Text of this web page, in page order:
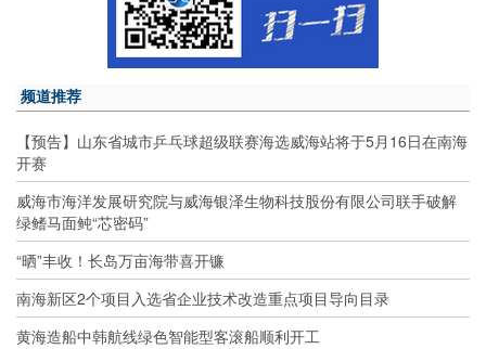
频道推荐
【预告】山东省城市乒乓球超级联赛海选威海站将于5月16日在南海
开赛
威海市海洋发展研究院与威海银泽生物科技股份有限公司联手破解
绿鳍马面鲀“芯密码”
“晒”丰收！长岛万亩海带喜开镰
南海新区2个项目入选省企业技术改造重点项目导向目录
黄海造船中韩航线绿色智能型客滚船顺利开工